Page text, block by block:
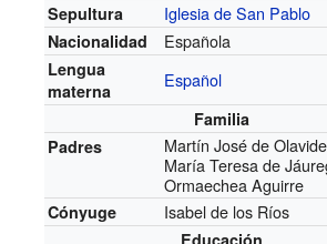
Sepultura Iglesia de San Pablo
Nacionalidad Española
Lengua
materna
Español
Familia
Padres
Martín José de
María Teresa de
Ormaechea Aguirre
Cónyuge Isabel de los Ríos